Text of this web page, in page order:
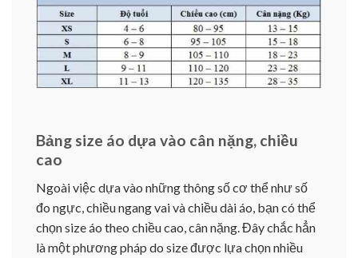
Bảng size áo dựa vào cân nặng, chiều
cao
Ngoài việc dựa vào những thông số cơ thể như số
đo ngực, chiều ngang vai và chiều dài áo, bạn có thể
chọn size áo theo chiều cao, cân nặng. Đây chắc hẳn
là một phương pháp do size được lựa chọn nhiều